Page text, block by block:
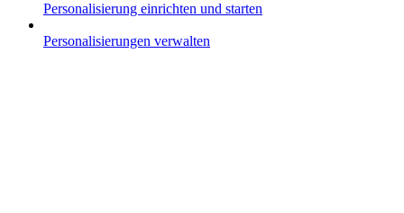
Personalisierung einrichten und starten
Personalisierungen verwalten